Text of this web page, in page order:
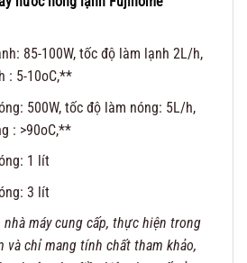
85-100W, tốc độ làm lạnh 2L/h,
: 5-10oC,**
500W, tốc độ làm nóng: 5L/h,
: >90oC,**
1 lít
3 lít
máy cung cấp, thực hiện trong
và chỉ mang tính chất tham khảo,